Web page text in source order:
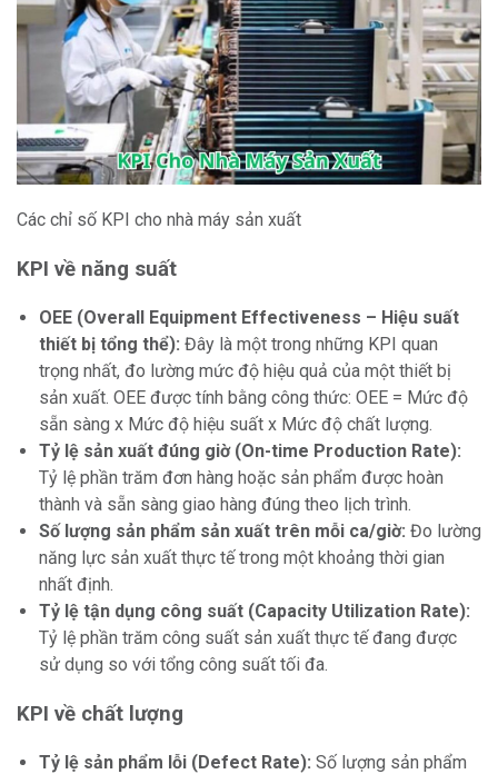
Các chỉ số KPI cho nhà máy sản xuất
KPI về năng suất
OEE (Overall Equipment Effectiveness – Hiệu suất
thiết bị tổng thể): Đây là một trong những KPI quan
trọng nhất, đo lường mức độ hiệu quả của một thiết bị
sản xuất. OEE được tính bằng công thức: OEE = Mức độ
sẵn sàng x Mức độ hiệu suất x Mức độ chất lượng.
Tỷ lệ sản xuất đúng giờ (On-time Production Rate):
Tỷ lệ phần trăm đơn hàng hoặc sản phẩm được hoàn
thành và sẵn sàng giao hàng đúng theo lịch trình.
Số lượng sản phẩm sản xuất trên mỗi ca/giờ: Đo lường
năng lực sản xuất thực tế trong một khoảng thời gian
nhất định.
Tỷ lệ tận dụng công suất (Capacity Utilization Rate):
Tỷ lệ phần trăm công suất sản xuất thực tế đang được
sử dụng so với tổng công suất tối đa.
KPI về chất lượng
Tỷ lệ sản phẩm lỗi (Defect Rate): Số lượng sản phẩm